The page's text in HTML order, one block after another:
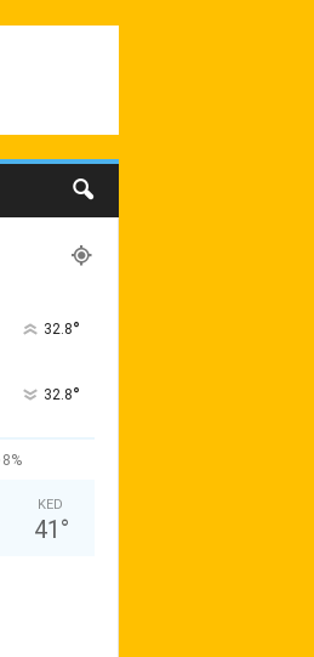
32.8°
32.8°
8%
KED
41 °